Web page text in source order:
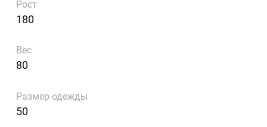
Рост
180
Вес
80
Размер одежды
50